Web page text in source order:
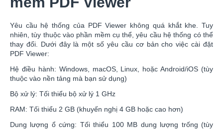
Yêu cầu hệ thống của PDF Viewer không quá khắt khe. Tuy
nhiên, tùy thuộc vào phần mềm cụ thể, yêu cầu hệ thống có thể
thay đổi. Dưới đây là một số yêu cầu cơ bản cho việc cài đặt
PDF Viewer:
Hệ điều hành: Windows, macOS, Linux, hoặc Android/iOS (tùy
thuộc vào nền tảng mà bạn sử dụng)
Bộ xử lý: Tối thiểu bộ xử lý 1 GHz
RAM: Tối thiểu 2 GB (khuyến nghị 4 GB hoặc cao hơn)
Dung lượng ổ cứng: Tối thiểu 100 MB dung lượng trống (tùy